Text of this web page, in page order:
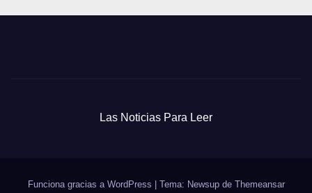
Las Noticias Para Leer
Funciona gracias a WordPress Tema: Newsup de Themeansar